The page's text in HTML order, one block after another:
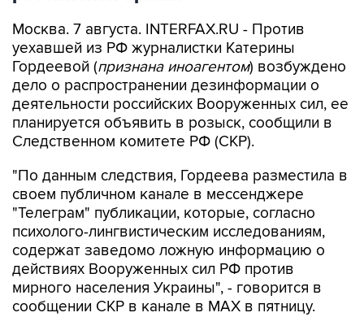
Москва. 7 августа. INTERFAX.RU - Против
уехавшей из РФ журналистки Катерины
Гордеевой (признана иноагентом) возбуждено
дело о распространении дезинформации о
деятельности российских Вооруженных сил, ее
планируется объявить в розыск, сообщили в
Следственном комитете РФ (СКР).
"По данным следствия, Гордеева разместила в
своем публичном канале в мессенджере
"Телеграм" публикации, которые, согласно
психолого-лингвистическим исследованиям,
содержат заведомо ложную информацию о
действиях Вооруженных сил РФ против
мирного населения Украины", - говорится в
сообщении СКР в канале в MAX в пятницу.